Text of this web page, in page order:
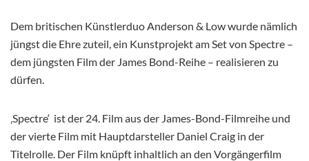
Dem britischen Künstlerduo Anderson & Low wurde nämlich
jüngst die Ehre zuteil, ein Kunstprojekt am Set von Spectre –
dem jüngsten Film der James Bond-Reihe – realisieren zu
dürfen.
‚Spectre‘ ist der 24. Film aus der James-Bond-Filmreihe und
der vierte Film mit Hauptdarsteller Daniel Craig in der
Titelrolle. Der Film knüpft inhaltlich an den Vorgängerfilm